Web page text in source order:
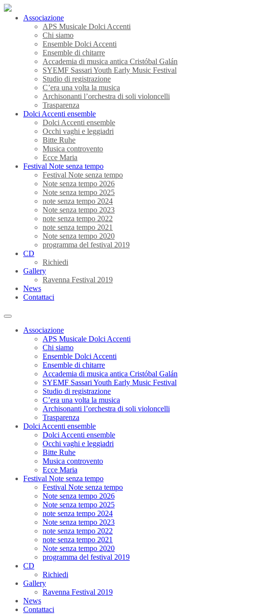
Associazione
APS Musicale Dolci Accenti
Chi siamo
Ensemble Dolci Accenti
Ensemble di chitarre
Accademia di musica antica Cristóbal Galán
SYEMF Sassari Youth Early Music Festival
Studio di registrazione
C’era una volta la musica
Archisonanti l’orchestra di soli violoncelli
Trasparenza
Dolci Accenti ensemble
Dolci Accenti ensemble
Occhi vaghi e leggiadri
Bitte Ruhe
Musica controvento
Ecce Maria
Festival Note senza tempo
Festival Note senza tempo
Note senza tempo 2026
Note senza tempo 2025
note senza tempo 2024
Note senza tempo 2023
note senza tempo 2022
note senza tempo 2021
Note senza tempo 2020
programma del festival 2019
CD
Richiedi
Gallery
Ravenna Festival 2019
News
Contattaci
Associazione
APS Musicale Dolci Accenti
Chi siamo
Ensemble Dolci Accenti
Ensemble di chitarre
Accademia di musica antica Cristóbal Galán
SYEMF Sassari Youth Early Music Festival
Studio di registrazione
C’era una volta la musica
Archisonanti l’orchestra di soli violoncelli
Trasparenza
Dolci Accenti ensemble
Dolci Accenti ensemble
Occhi vaghi e leggiadri
Bitte Ruhe
Musica controvento
Ecce Maria
Festival Note senza tempo
Festival Note senza tempo
Note senza tempo 2026
Note senza tempo 2025
note senza tempo 2024
Note senza tempo 2023
note senza tempo 2022
note senza tempo 2021
Note senza tempo 2020
programma del festival 2019
CD
Richiedi
Gallery
Ravenna Festival 2019
News
Contattaci